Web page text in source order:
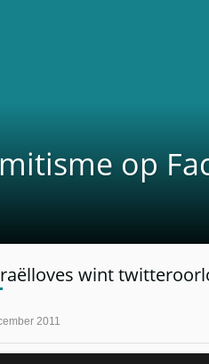
op
wint
2011